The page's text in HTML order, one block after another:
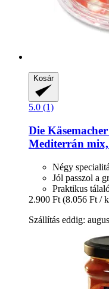
Kosár
5.0 (1)
Die Käsemacher
Mediterrán mix,
Négy
Jól passzol a
Praktikus
2.900 Ft (8.056 Ft /
Szállítás eddig: